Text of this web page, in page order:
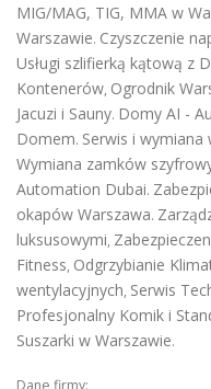
MIG/MAG, TIG, MMA w
Warszawie. Czyszczenie
Usługi szlifierką kątową z
Kontenerów, Ogrodnik
Jacuzi i Sauny. Domy AI -
Domem. Serwis i
Wymiana zamków
Automation Dubai.
okapów Warszawa.
luksusowymi,
Fitness, Odgrzybianie
wentylacyjnych, Serwis
Profesjonalny Komik i
Suszarki w Warszawie.